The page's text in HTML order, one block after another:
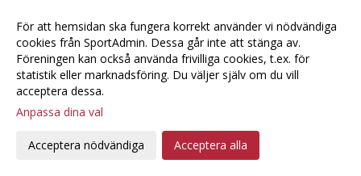
Grym insats men tyvärr lottlösa 2014-11-10 17:48
Tuff hemmamatch mot Onyx som slutade i besvikelse 2014-11-09 21:01
SSL drar igång igen 2014-11-07 09:09
Julklappstips? biljetter till SM-finalerna i Globen 2015
SSL - Förlust mot Täby
H1 fick med sig 3 poäng från Nykvarn.
Klä dig i rosa till förmån för Rosa Bandet!
För att hemsidan ska fungera korrekt använder vi nödvändiga
cookies från SportAdmin. Dessa går inte att stänga av.
Föreningen kan också använda frivilliga cookies, t.ex. för
statistik eller marknadsföring. Du väljer själv om du vill
acceptera dessa.
Anpassa dina val
Acceptera nödvändiga Acceptera alla